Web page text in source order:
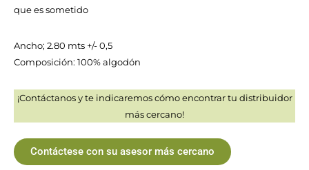
que es sometido
Ancho; 2.80 mts +/- 0,5
Composición: 100% algodón
¡Contáctanos y te indicaremos cómo encontrar tu distribuidor
más cercano!
Contáctese con su asesor más cercano